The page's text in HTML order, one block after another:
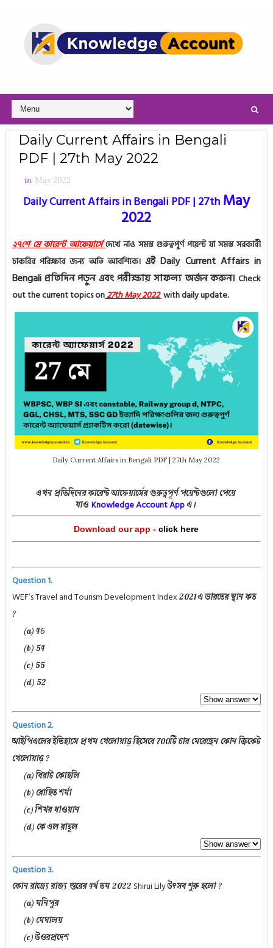
Daily Current Affairs in Bengali
PDF | 27th May 2022
in May 2022
Daily Current Affairs in Bengali PDF | 27th May
2022
২৭শে মে কারেন্ট আফেয়ার্সেদেখে নাও সমস্ত গুরুত্বপূর্ণ পয়েন্ট যা সমস্ত সরকারী
চাকরির পরিক্ষার জন্য অতি আবশ্যিক।এই Daily Current Affairs in
Bengali প্রতিদিন পড়ুন এবং পরীক্ষায় সাফল্য অর্জন করুন। Check
out the current topics on27thMay2022with daily update.
Daily Current Affairs in Bengali PDF | 27th May 2022
এখন প্রতিদিনের কারেন্ট আফেয়ার্সের গুরুত্বপূর্ণ পয়েন্টগুলো পেয়ে
যাও Knowledge Account App এ।
Download our app - click here
Question 1.
WEF’s Travel and Tourism Development Index2021এ ভারতের স্থান কত
?
(a) 46
(b) 54
(c) 55
(d) 52
Question 2.
আইপিএলের ইতিহাসে প্রথম খেলোয়াড় হিসেবে 700টি চার মেরেছেন কোন ক্রিকেট
খেলোয়াড় ?
(a) বিরাট কোহলি
(b) রোহিত শর্মা
(c) শিখর ধাওয়ান
(d) কে এল রাহুল
Question 3.
কোন রাজ্যে রাজ্য স্তরের 4র্থ তম 2022 Shirui Lilyউৎসব শুরু হলো ?
(a) মনিপুর
(b) মেঘালয়
(c) উওরপ্রদেশ